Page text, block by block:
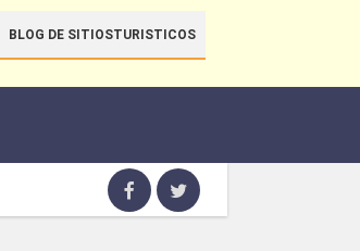
BLOG DE SITIOSTURISTICOS